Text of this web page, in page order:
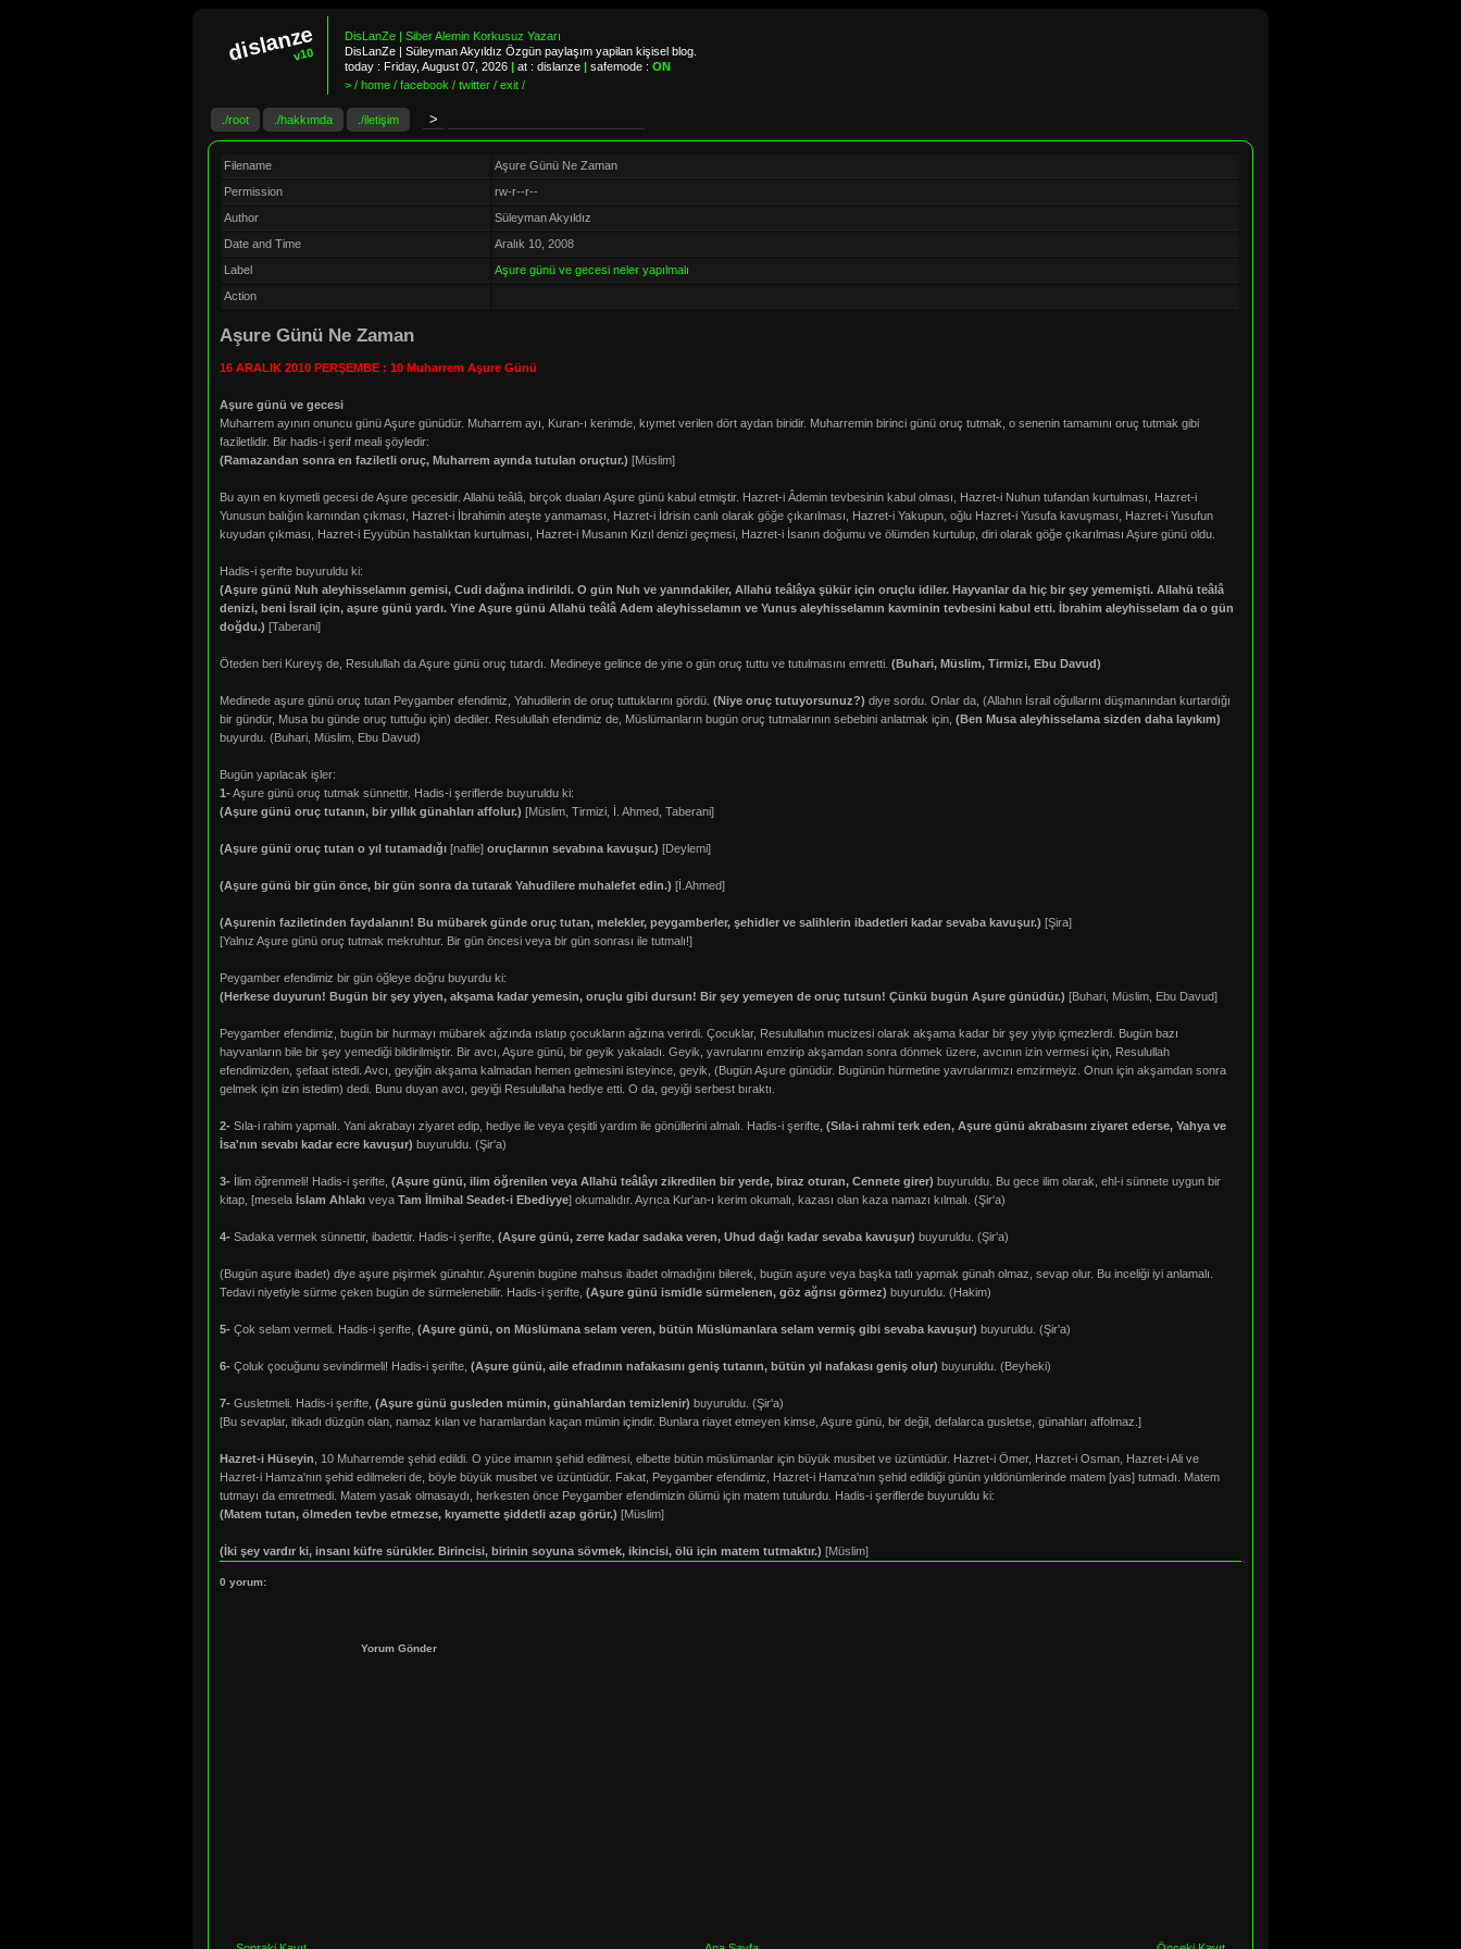
dislanze
v10
DisLanZe | Siber Alemin Korkusuz Yazarı
DisLanZe | Süleyman Akyıldız Özgün paylaşım yapilan kişisel blog.
today : Friday, August 07, 2026 at : dislanze safemode : ON
> / home / facebook / twitter / exit /
./root ./hakkımda ./iletişim
Filename
Aşure Günü Ne Zaman
Permission
rw-r--r--
Author
Süleyman Akyıldız
Date and Time
Aralık 10, 2008
Label
Aşure günü ve gecesi neler yapılmalı
Action
Aşure Günü Ne Zaman
16 ARALIK 2010 PERŞEMBE : 10 Muharrem Aşure Günü
Aşure günü ve gecesi
Muharrem ayının onuncu günü Aşure günüdür. Muharrem ayı, Kuran-ı kerimde, kıymet verilen dört aydan biridir. Muharremin birinci günü oruç tutmak, o senenin tamamını oruç tutmak gibi
faziletlidir. Bir hadis-i şerif meali şöyledir:
(Ramazandan sonra en faziletli oruç, Muharrem ayında tutulan oruçtur.) [Müslim]
Bu ayın en kıymetli gecesi de Aşure gecesidir. Allahü teâlâ, birçok duaları Aşure günü kabul etmiştir. Hazret-i Âdemin tevbesinin kabul olması, Hazret-i Nuhun tufandan kurtulması, Hazret-i
Yunusun balığın karnından çıkması, Hazret-i İbrahimin ateşte yanmaması, Hazret-i İdrisin canlı olarak göğe çıkarılması, Hazret-i Yakupun, oğlu Hazret-i Yusufa kavuşması, Hazret-i Yusufun
kuyudan çıkması, Hazret-i Eyyübün hastalıktan kurtulması, Hazret-i Musanın Kızıl denizi geçmesi, Hazret-i İsanın doğumu ve ölümden kurtulup, diri olarak göğe çıkarılması Aşure günü oldu.
Hadis-i şerifte buyuruldu ki:
(Aşure günü Nuh aleyhisselamın gemisi, Cudi dağına indirildi. O gün Nuh ve yanındakiler, Allahü teâlâya şükür için oruçlu idiler. Hayvanlar da hiç bir şey yememişti. Allahü teâlâ
denizi, beni İsrail için, aşure günü yardı. Yine Aşure günü Allahü teâlâ Adem aleyhisselamın ve Yunus aleyhisselamın kavminin tevbesini kabul etti. İbrahim aleyhisselam da o gün
doğdu.) [Taberani]
Öteden beri Kureyş de, Resulullah da Aşure günü oruç tutardı. Medineye gelince de yine o gün oruç tuttu ve tutulmasını emretti. (Buhari, Müslim, Tirmizi, Ebu Davud)
Medinede aşure günü oruç tutan Peygamber efendimiz, Yahudilerin de oruç tuttuklarını gördü. (Niye oruç tutuyorsunuz?) diye sordu. Onlar da, (Allahın İsrail oğullarını düşmanından kurtardığı
bir gündür, Musa bu günde oruç tuttuğu için) dediler. Resulullah efendimiz de, Müslümanların bugün oruç tutmalarının sebebini anlatmak için, (Ben Musa aleyhisselama sizden daha layıkım)
buyurdu. (Buhari, Müslim, Ebu Davud)
Bugün yapılacak işler:
1-Aşure günü oruç tutmak sünnettir. Hadis-i şeriflerde buyuruldu ki:
(Aşure günü oruç tutanın, bir yıllık günahları affolur.) [Müslim, Tirmizi, İ. Ahmed, Taberani]
(Aşure günü oruç tutan o yıl tutamadığı [nafile] oruçlarının sevabına kavuşur.) [Deylemi]
(Aşure günü bir gün önce, bir gün sonra da tutarak Yahudilere muhalefet edin.) [İ.Ahmed]
(Aşurenin faziletinden faydalanın! Bu mübarek günde oruç tutan, melekler, peygamberler, şehidler ve salihlerin ibadetleri kadar sevaba kavuşur.) [Şira]
[Yalnız Aşure günü oruç tutmak mekruhtur. Bir gün öncesi veya bir gün sonrası ile tutmalı!]
Peygamber efendimiz bir gün öğleye doğru buyurdu ki:
(Herkese duyurun! Bugün bir şey yiyen, akşama kadar yemesin, oruçlu gibi dursun! Bir şey yemeyen de oruç tutsun! Çünkü bugün Aşure günüdür.) [Buhari, Müslim, Ebu Davud]
Peygamber efendimiz, bugün bir hurmayı mübarek ağzında ıslatıp çocukların ağzına verirdi. Çocuklar, Resulullahın mucizesi olarak akşama kadar bir şey yiyip içmezlerdi. Bugün bazı
hayvanların bile bir şey yemediği bildirilmiştir. Bir avcı, Aşure günü, bir geyik yakaladı. Geyik, yavrularını emzirip akşamdan sonra dönmek üzere, avcının izin vermesi için, Resulullah
efendimizden, şefaat istedi. Avcı, geyiğin akşama kalmadan hemen gelmesini isteyince, geyik, (Bugün Aşure günüdür. Bugünün hürmetine yavrularımızı emzirmeyiz. Onun için akşamdan sonra
gelmek için izin istedim) dedi. Bunu duyan avcı, geyiği Resulullaha hediye etti. O da, geyiği serbest bıraktı.
2- Sıla-i rahim yapmalı. Yani akrabayı ziyaret edip, hediye ile veya çeşitli yardım ile gönüllerini almalı. Hadis-i şerifte, (Sıla-i rahmi terk eden, Aşure günü akrabasını ziyaret ederse, Yahya ve
İsa'nın sevabı kadar ecre kavuşur) buyuruldu. (Şir'a)
3- İlim öğrenmeli! Hadis-i şerifte, (Aşure günü, ilim öğrenilen veya Allahü teâlâyı zikredilen bir yerde, biraz oturan, Cennete girer) buyuruldu. Bu gece ilim olarak, ehl-i sünnete uygun bir
kitap, [mesela İslam Ahlakı veya Tam İlmihal Seadet-i Ebediyye] okumalıdır. Ayrıca Kur'an-ı kerim okumalı, kazası olan kaza namazı kılmalı. (Şir'a)
4- Sadaka vermek sünnettir, ibadettir. Hadis-i şerifte, (Aşure günü, zerre kadar sadaka veren, Uhud dağı kadar sevaba kavuşur) buyuruldu. (Şir'a)
(Bugün aşure ibadet) diye aşure pişirmek günahtır. Aşurenin bugüne mahsus ibadet olmadığını bilerek, bugün aşure veya başka tatlı yapmak günah olmaz, sevap olur. Bu inceliği iyi anlamalı.
Tedavi niyetiyle sürme çeken bugün de sürmelenebilir. Hadis-i şerifte, (Aşure günü ismidle sürmelenen, göz ağrısı görmez) buyuruldu. (Hakim)
5- Çok selam vermeli. Hadis-i şerifte, (Aşure günü, on Müslümana selam veren, bütün Müslümanlara selam vermiş gibi sevaba kavuşur) buyuruldu. (Şir'a)
6- Çoluk çocuğunu sevindirmeli! Hadis-i şerifte, (Aşure günü, aile efradının nafakasını geniş tutanın, bütün yıl nafakası geniş olur) buyuruldu. (Beyheki)
7- Gusletmeli. Hadis-i şerifte, (Aşure günü gusleden mümin, günahlardan temizlenir) buyuruldu. (Şir'a)
[Bu sevaplar, itikadı düzgün olan, namaz kılan ve haramlardan kaçan mümin içindir. Bunlara riayet etmeyen kimse, Aşure günü, bir değil, defalarca gusletse, günahları affolmaz.]
Hazret-i Hüseyin , 10 Muharremde şehid edildi. O yüce imamın şehid edilmesi, elbette bütün müslümanlar için büyük musibet ve üzüntüdür. Hazret-i Ömer, Hazret-i Osman, Hazret-i Ali ve
Hazret-i Hamza'nın şehid edilmeleri de, böyle büyük musibet ve üzüntüdür. Fakat, Peygamber efendimiz, Hazret-i Hamza'nın şehid edildiği günün yıldönümlerinde matem [yas] tutmadı. Matem
tutmayı da emretmedi. Matem yasak olmasaydı, herkesten önce Peygamber efendimizin ölümü için matem tutulurdu. Hadis-i şeriflerde buyuruldu ki:
(Matem tutan, ölmeden tevbe etmezse, kıyamette şiddetli azap görür.) [Müslim]
(İki şey vardır ki, insanı küfre sürükler. Birincisi, birinin soyuna sövmek, ikincisi, ölü için matem tutmaktır.) [Müslim]
0 yorum:
Yorum Gönder